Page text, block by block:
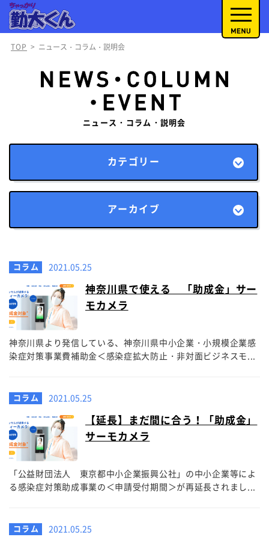
TOP > ニュース・コラム・説明会
ニュース・コラム・説明会
カテゴリー
アーカイブ
コラム 2021.05.25
神奈川県で使える 「助成金」サー
モカメラ
神奈川県より発信している、神奈川県中小企業・小規模企業感
染症対策事業費補助金＜感染症拡大防止・非対面ビジネスモ...
コラム 2021.05.25
【延長】まだ間に合う！「助成金」
サーモカメラ
「公益財団法人 東京都中小企業振興公社」の中小企業等によ
る感染症対策助成事業の＜申請受付期間＞が再延長されまし...
コラム 2021.05.25